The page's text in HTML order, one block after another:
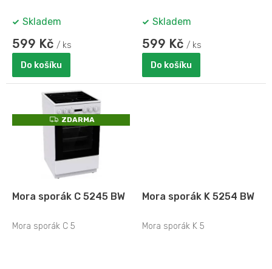
OK...Skladem
599 Kč / ks
Do košíku
Skladem
599 Kč / ks
Do košíku
Z
D
A
ZDARMA
Mora sporák C 5245 BW
Mora sporák C 5
Mora sporák K 5254 BW
Mora sporák K 5